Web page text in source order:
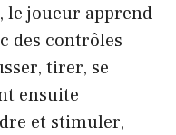
le joueur apprend
des contrôles
tirer, se
ensuite
et stimuler,